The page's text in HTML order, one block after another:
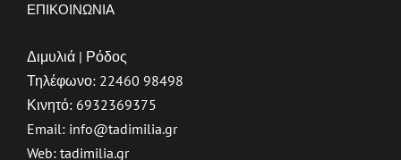
ΕΠΙΚΟΙΝΩΝΙΑ
Διμυλιά | Ρόδος
Τηλέφωνο: 22460 98498
Κινητό: 6932369375
Email: info@tadimilia.gr
Web: tadimilia.gr